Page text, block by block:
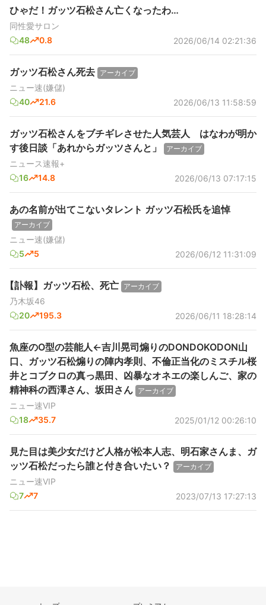
ひゃだ！ガッツ石松さん亡くなったわ…
同性愛サロン
48
0.8 2026/06/14 02:21:36
ガッツ石松さん死去 アーカイブ
ニュー速(嫌儲)
40
21.6 2026/06/13 11:58:59
ガッツ石松さんをブチギレさせた人気芸人 はなわが明か
す後日談「あれからガッツさんと」
アーカイブ
ニュース速報+
16
14.8 2026/06/13 07:17:15
あの名前が出てこないタレント ガッツ石松氏を追悼
アーカイブ
ニュー速(嫌儲)
5
5 2026/06/12 11:31:09
【訃報】ガッツ石松、死亡 アーカイブ
乃木坂46
20
195.3 2026/06/11 18:28:14
魚座のO型の芸能人←吉川晃司煽りのDONDOKODON山
口、ガッツ石松煽りの陣内孝則、不倫正当化のミスチル桜
井とコブクロの真っ黒田、凶暴なオネエの楽しんご、家の
精神科の西澤さん、坂田さん アーカイブ
ニュー速VIP
18
35.7 2025/01/12 00:26:10
見た目は美少女だけど人格が松本人志、明石家さんま、ガ
ッツ石松だったら誰と付き合いたい？
アーカイブ
ニュー速VIP
7
7 2023/07/13 17:27:13